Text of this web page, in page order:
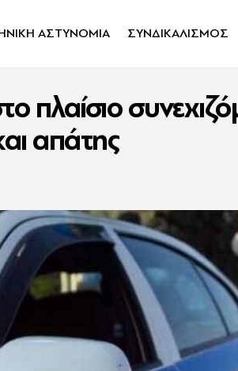
ΑΣΤΥΝΟΜΙΑ ΣΥΝΔΙΚΑΛΙΣΜΟΣ
πλαίσιο
απάτης